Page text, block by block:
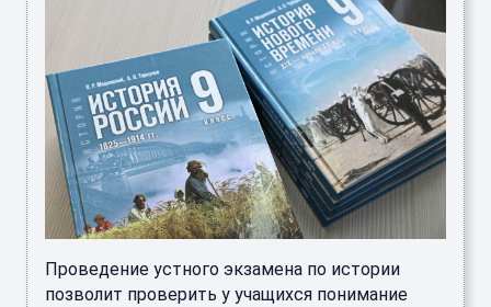
Проведение устного экзамена по истории
позволит проверить у учащихся понимание